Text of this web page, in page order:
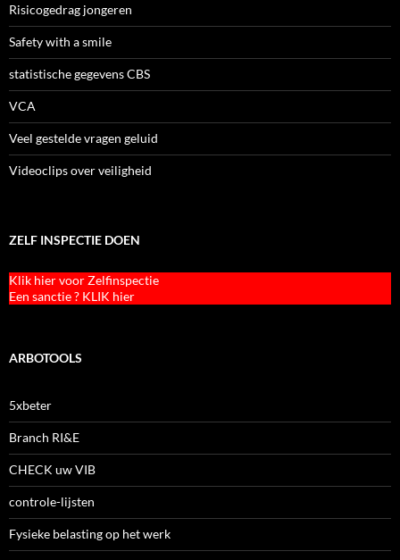
Risicogedrag jongeren
Safety with a smile
statistische gegevens CBS
VCA
Veel gestelde vragen geluid
Videoclips over veiligheid
ZELF INSPECTIE DOEN
Klik hier voor Zelfinspectie
Een sanctie ? KLIK hier
ARBOTOOLS
5xbeter
Branch RI&E
CHECK uw VIB
controle-lijsten
Fysieke belasting op het werk